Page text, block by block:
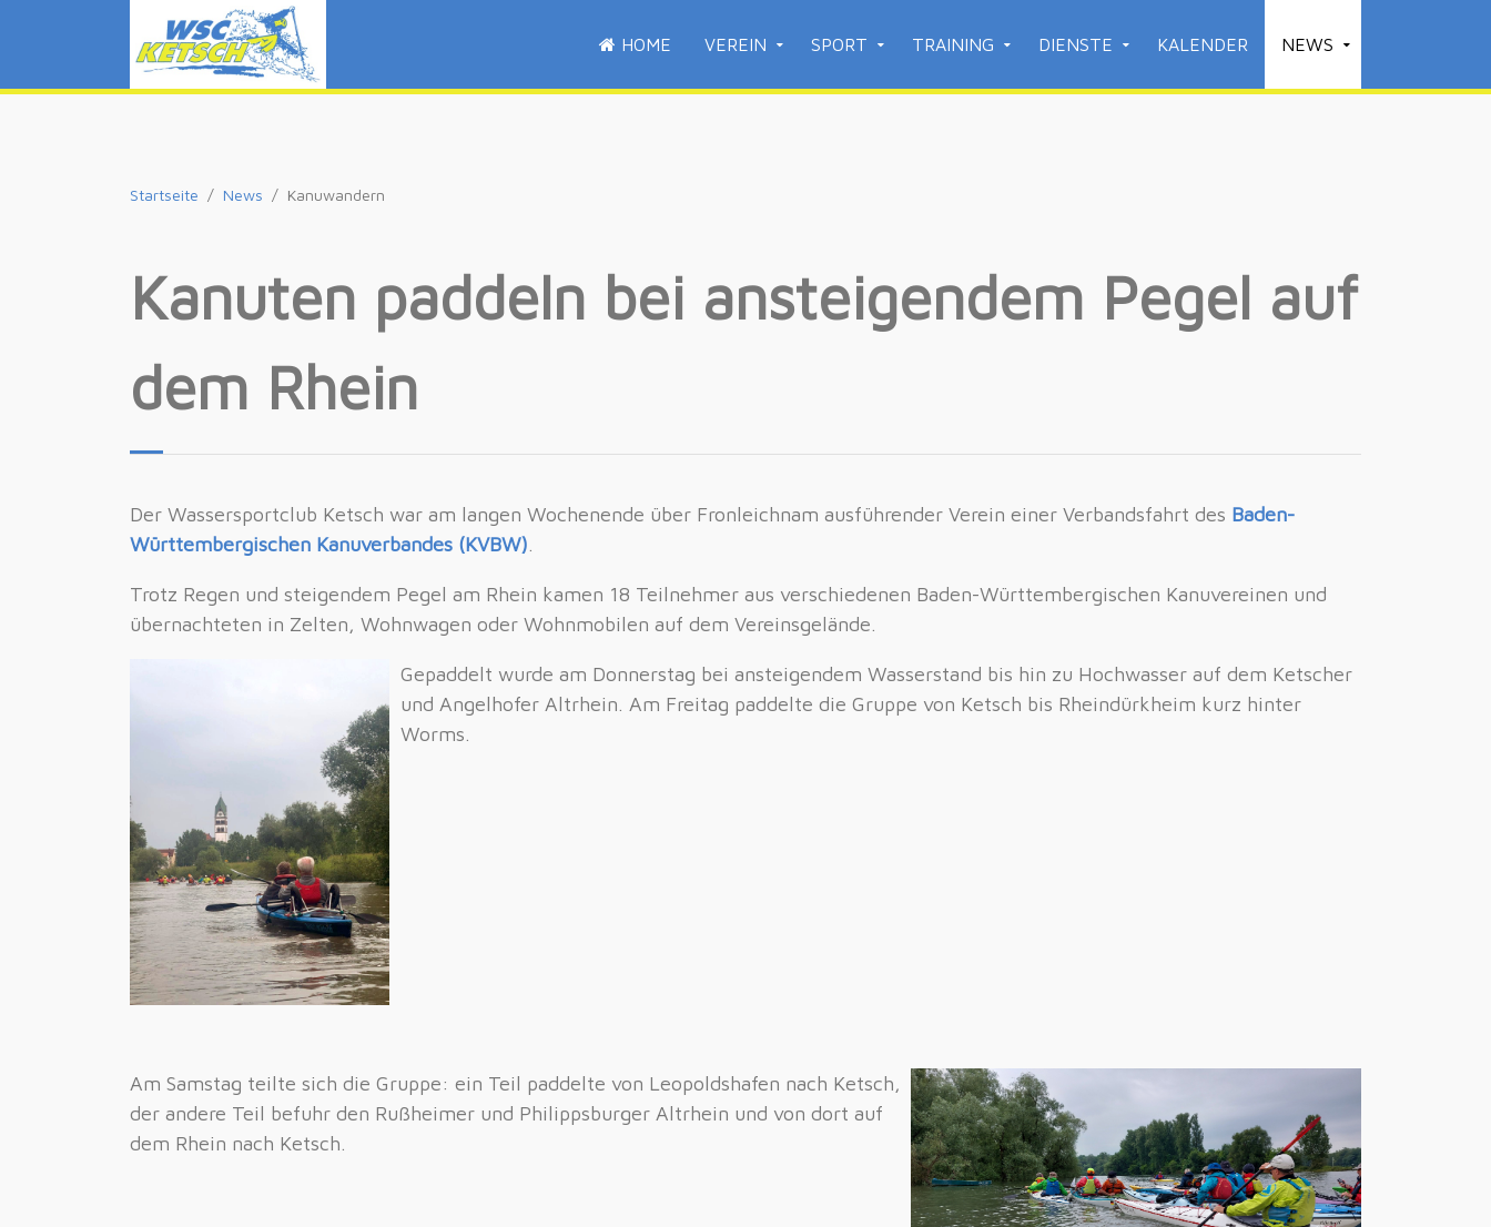
HOME VEREIN SPORT TRAINING DIENSTE KALENDER NEWS
Startseite News Kanuwandern
Kanuten paddeln bei ansteigendem Pegel auf
dem Rhein
Der Wassersportclub Ketsch war am langen Wochenende über Fronleichnam ausführender Verein einer Verbandsfahrt des Baden-
Württembergischen Kanuverbandes (KVBW)
Trotz Regen und steigendem Pegel am Rhein kamen 18 Teilnehmer aus verschiedenen Baden-Württembergischen Kanuvereinen und
übernachteten in Zelten, Wohnwagen oder Wohnmobilen auf dem Vereinsgelände.
Gepaddelt wurde am Donnerstag bei ansteigendem Wasserstand bis hin zu Hochwasser auf dem Ketscher
und Angelhofer Altrhein. Am Freitag paddelte die Gruppe von Ketsch bis Rheindürkheim kurz hinter
Worms.
Am Samstag teilte sich die Gruppe: ein Teil paddelte von Leopoldshafen nach Ketsch,
der andere Teil befuhr den Rußheimer und Philippsburger Altrhein und von dort auf
dem Rhein nach Ketsch.